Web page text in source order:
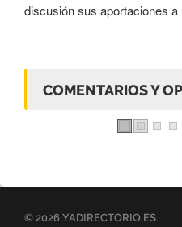
discusión sus aportaciones a
COMENTARIOS Y
© 2026 YADIRECTORIO.ES